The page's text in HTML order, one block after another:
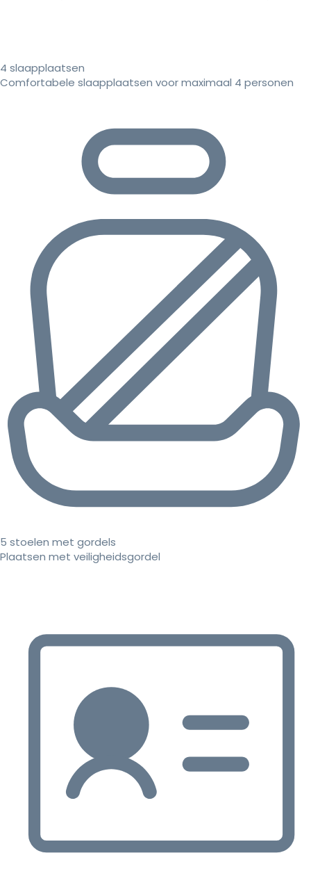
4 slaapplaatsen
Comfortabele slaapplaatsen voor maximaal 4 personen
5 stoelen met gordels
Plaatsen met veiligheidsgordel